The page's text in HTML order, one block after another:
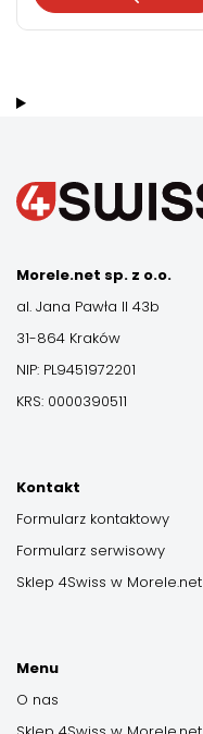
Morele.net sp. z o.o.
al. Jana Pawła II 43b
31-864 Kraków
NIP: PL9451972201
KRS: 0000390511
Kontakt
Formularz kontaktowy
Formularz serwisowy
Sklep 4Swiss w Morele.net
Menu
O nas